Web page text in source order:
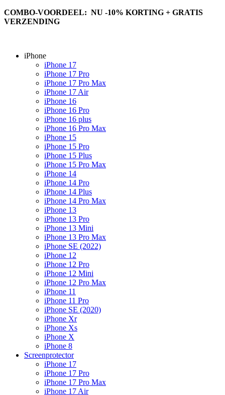
COMBO-VOORDEEL: NU -10% KORTING + GRATIS
VERZENDING
iPhone
iPhone 17
iPhone 17 Pro
iPhone 17 Pro Max
iPhone 17 Air
iPhone 16
iPhone 16 Pro
iPhone 16 plus
iPhone 16 Pro Max
iPhone 15
iPhone 15 Pro
iPhone 15 Plus
iPhone 15 Pro Max
iPhone 14
iPhone 14 Pro
iPhone 14 Plus
iPhone 14 Pro Max
iPhone 13
iPhone 13 Pro
iPhone 13 Mini
iPhone 13 Pro Max
iPhone SE (2022)
iPhone 12
iPhone 12 Pro
iPhone 12 Mini
iPhone 12 Pro Max
iPhone 11
iPhone 11 Pro
iPhone SE (2020)
iPhone Xr
iPhone Xs
iPhone X
iPhone 8
Screenprotector
iPhone 17
iPhone 17 Pro
iPhone 17 Pro Max
iPhone 17 Air